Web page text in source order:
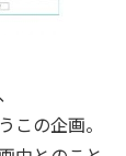
この企画。